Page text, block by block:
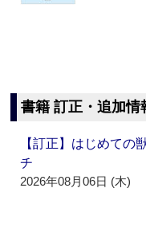
書籍 訂正・追加情
【訂正】はじめて
チ
2026年08月06日 (木)